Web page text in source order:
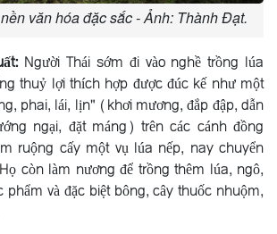
văn hóa đặc sắc - Ảnh: Thành Đạt.
Người Thái sớm đi vào nghề trồng lúa
thuỷ lợi thích hợp được đúc kế như một
phai, lái, lịn" (khơi mương, đắp đập, dẫn
ngại, đặt máng) trên các cánh đồng
ruộng cấy một vụ lúa nếp, nay chuyển
còn làm nương để trồng thêm lúa, ngô,
và đặc biệt bông, cây thuốc nhuộm,